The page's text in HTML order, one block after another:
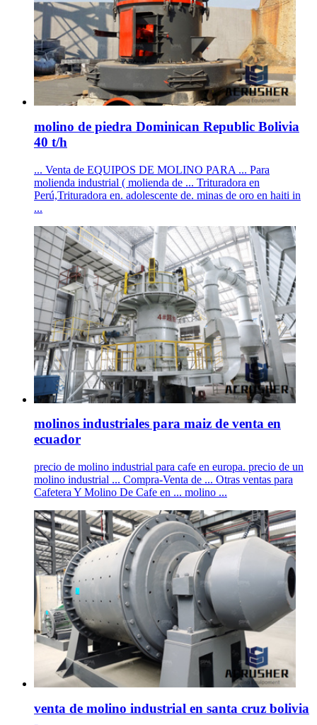
molino de piedra Dominican Republic Bolivia
40 t/h
... Venta de EQUIPOS DE MOLINO PARA ... Para
molienda industrial ( molienda de ... Trituradora en
Perú,Trituradora en. adolescente de. minas de oro en haiti in
...
molinos industriales para maiz de venta en
ecuador
precio de molino industrial para cafe en europa. precio de un
molino industrial ... Compra-Venta de ... Otras ventas para
Cafetera Y Molino De Cafe en ... molino ...
venta de molino industrial en santa cruz bolivia